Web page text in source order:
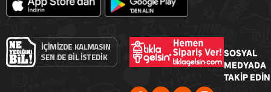
SOSYAL
MEDYADA
TAKİP EDİN